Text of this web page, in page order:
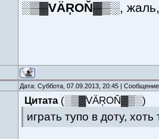
░▒▓VÄŖOŇ▓▒░,
Дата: Суббота, 07.09.2013, 20:45 |
Цитата(░▒▓VÄŖOŇ▓▒░)
играть тупо в доту,